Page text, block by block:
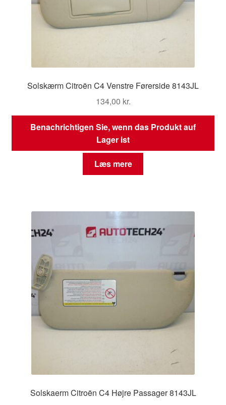
Solskærm Citroën C4 Venstre Førerside 8143JL
134,00 kr.
Benachrichtigen Sie, wenn das Produkt auf
Lager ist
Læs mere
Solskaerm Citroën C4 Højre Passager 8143JL